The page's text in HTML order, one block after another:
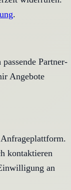
.
Partner-
Angebote
kontaktieren
an